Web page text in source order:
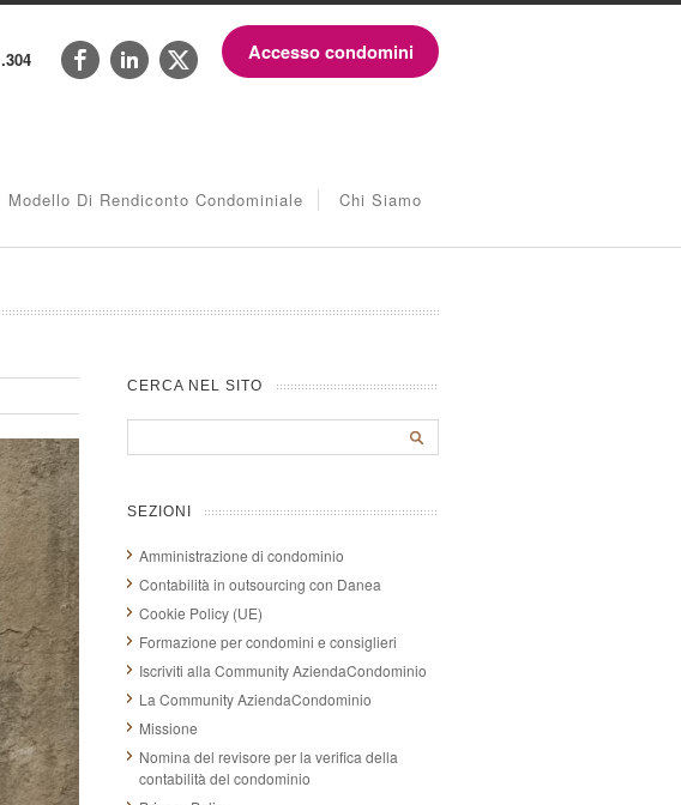
Accesso condomini
Modello Di Rendiconto Condominiale Chi Siamo
CERCA NEL SITO
SEZIONI
Amministrazione di condominio
Contabilità in outsourcing con Danea
Cookie Policy (UE)
Formazione per condomini e consiglieri
Iscriviti alla Community AziendaCondominio
La Community AziendaCondominio
Missione
Nomina del revisore per la verifica della
contabilità del condominio